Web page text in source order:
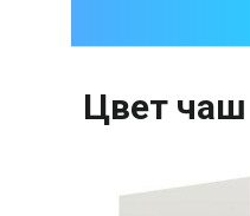
Цвет чаш